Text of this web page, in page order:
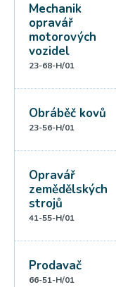
Mechanik
opravář
motorových
vozidel
23-68-H/01
Obráběč kovů
23-56-H/01
Opravář
zemědělských
strojů
41-55-H/01
Prodavač
66-51-H/01